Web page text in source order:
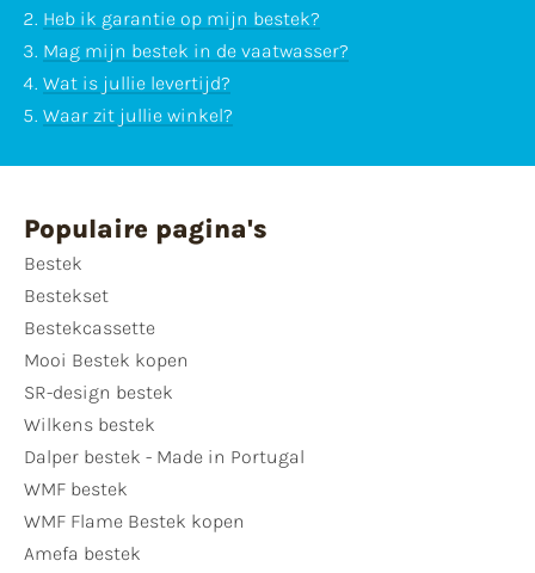
Heb ik garantie op mijn bestek?
Mag mijn bestek in de vaatwasser?
Wat is jullie levertijd?
Waar zit jullie winkel?
Populaire pagina's
Bestek
Bestekset
Bestekcassette
Mooi Bestek kopen
SR-design bestek
Wilkens bestek
Dalper bestek - Made in Portugal
WMF bestek
WMF Flame Bestek kopen
Amefa bestek